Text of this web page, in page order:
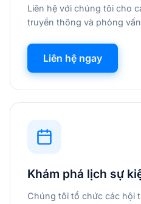
Liên hệ với chúng tôi cho
truyền thông và phỏng
Liên hệ ngay
Khám phá lịch sự
Chúng tôi tổ chức các hội